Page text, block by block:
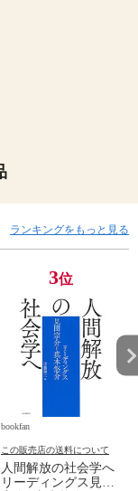
ランキングをもっと見る
3位
bookfan
この販売店の送料について
人間解放の社会学へ
リーディングス見田